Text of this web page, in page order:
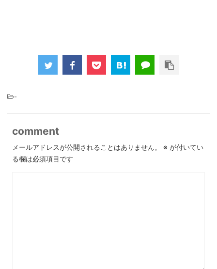
-
comment
メールアドレスが公開されることはありません。 ※ が付いてい
る欄は必須項目です